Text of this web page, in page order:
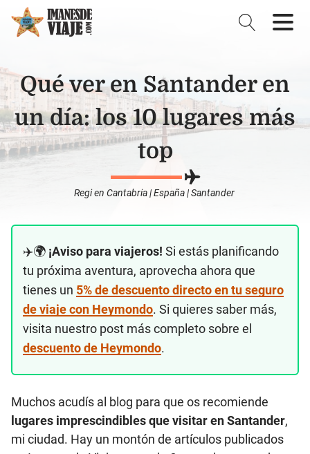
Qué ver en Santander en
un día: los 10 lugares más
top
Regien Cantabria|España|Santander
✈️🌍 ¡Aviso para viajeros! Si estás planificando
tu próxima aventura, aprovecha ahora que
tienes un 5% de descuento directo en tu seguro
de viaje con Heymondo. Si quieres saber más,
visita nuestro post más completo sobre el
descuento de Heymondo.
Muchos acudís al blog para que os recomiende
lugares imprescindibles que visitar en Santander,
mi ciudad. Hay un montón de artículos publicados